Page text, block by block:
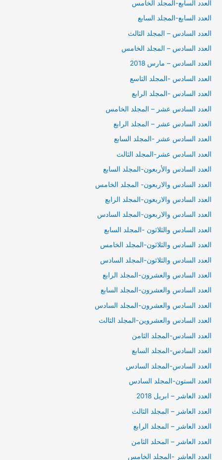
العدد السابع-المجلد الخامس
العدد السابع-المجلد السابع
العدد السادس – المجلد الثالث
العدد السادس – المجلد الخامس
العدد السادس – مارس 2018
العدد السادس -المجلد التاسع
العدد السادس -المجلد الرابع
العدد السادس عشر – المجلد الخامس
العدد السادس عشر – المجلد الرابع
العدد السادس عشر -المجلد السابع
العدد السادس عشر-المجلد الثالث
العدد السادس والأربعون-المجلد السابع
العدد السادس والاربعون- المجلد الخامس
العدد السادس والاربعون-المجلد الرابع
العدد السادس والاربعون-المجلد السادس
العدد السادس والثلاثون -المجلد السابع
العدد السادس والثلاثون-المجلد الخامس
العدد السادس والثلاثون-المجلد السادس
العدد السادس والعشرون-المجلد الرابع
العدد السادس والعشرون-المجلد السابع
العدد السادس والعشرون-المجلد السادس
العدد السادس والعشروين-المجلد الثالث
العدد السادس-المجلد الثامن
العدد السادس-المجلد السابع
العدد السادس-المجلد السادس
العدد الستون-المجلد السادس
العدد العاشر – ابريل 2018
العدد العاشر – المجلد الثالث
العدد العاشر – المجلد الرابع
العدد العاشر – المحلد الثامن
العدد العاشر -المجلد الخامس